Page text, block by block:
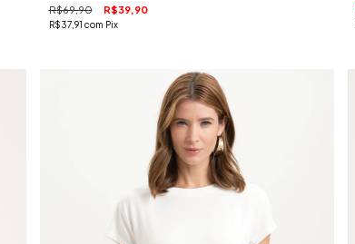
R$69,90 R$39,90
R$37,91 com Pix